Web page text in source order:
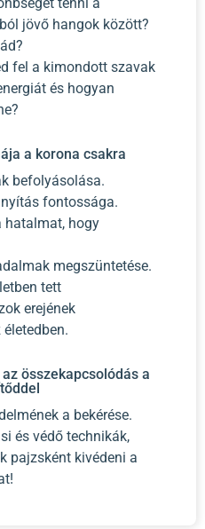
jövő hangok között?
fel a kimondott szavak
és hogyan
a korona csakra
befolyásolása.
fontossága.
hatalmat, hogy
megszüntetése.
tett
erejének
összekapcsolódás a
a bekérése.
és védő technikák,
pajzsként kivédeni a